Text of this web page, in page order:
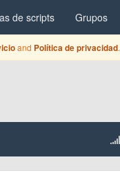
de scripts Grupos
and Política de privacidad.